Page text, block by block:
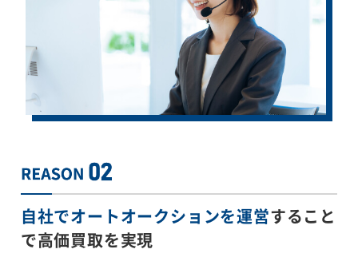
自社でオートオークションを運営すること
で高価買取を実現